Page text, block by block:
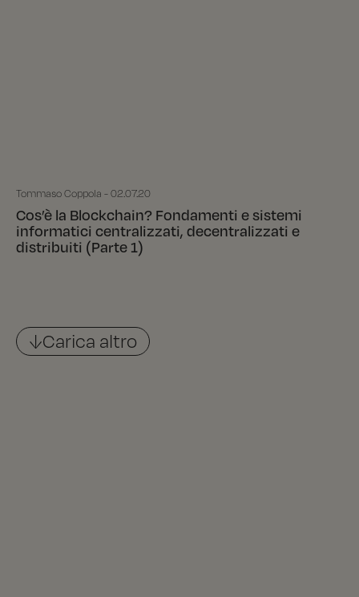
Tommaso Coppola - 02.07.20
Cos’è la Blockchain? Fondamenti e sistemi
informatici centralizzati, decentralizzati e
distribuiti (Parte 1)
↓Carica altro